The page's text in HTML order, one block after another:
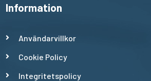
Information
Användarvillkor
Cookie Policy
Integritetspolicy